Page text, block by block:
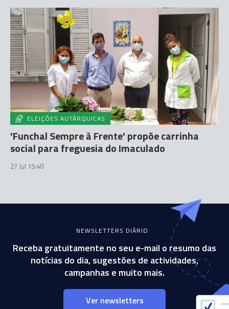
ELEIÇÕES AUTÁRQUICAS
'Funchal Sempre à Frente' propõe carrinha
social para freguesia do Imaculado
27 Jul 15:40
NEWSLETTERS DIÁRIO
Receba gratuitamente no seu e-mail o resumo das
notícias do dia, sugestões de actividades,
campanhas e muito mais.
Ver newsletters